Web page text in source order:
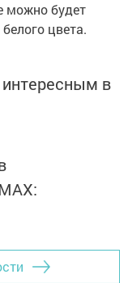
можно будет
цвета.
в